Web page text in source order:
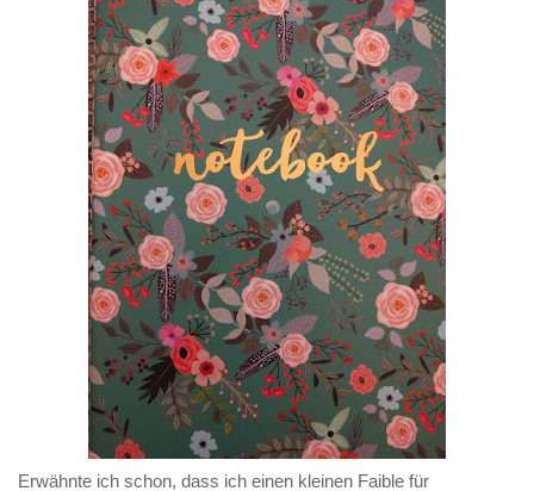
Erwähnte ich schon, dass ich einen kleinen Faible für